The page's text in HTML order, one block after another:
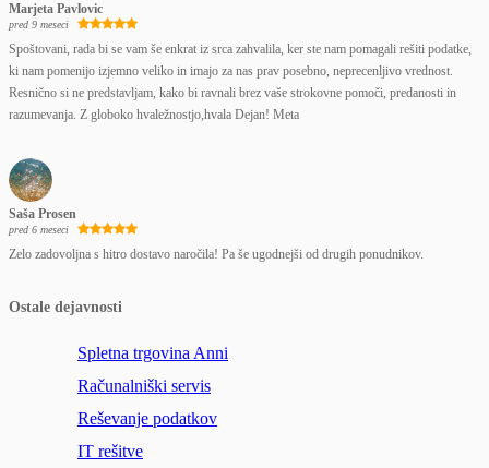
Marjeta Pavlovic
pred 9 meseci
Spoštovani, rada bi se vam še enkrat iz srca zahvalila, ker ste nam pomagali rešiti podatke,
ki nam pomenijo izjemno veliko in imajo za nas prav posebno, neprecenljivo vrednost.
Resnično si ne predstavljam, kako bi ravnali brez vaše strokovne pomoči, predanosti in
razumevanja. Z globoko hvaležnostjo,hvala Dejan! Meta
Saša Prosen
pred 6 meseci
Zelo zadovoljna s hitro dostavo naročila! Pa še ugodnejši od drugih ponudnikov.
Ostale dejavnosti
Spletna trgovina Anni
Računalniški servis
Reševanje podatkov
IT rešitve